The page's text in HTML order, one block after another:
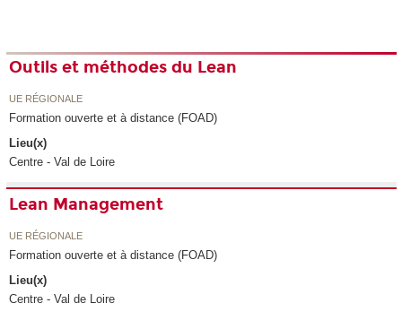
Outils et méthodes du Lean
UE RÉGIONALE
Formation ouverte et à distance (FOAD)
Lieu(x)
Centre - Val de Loire
Lean Management
UE RÉGIONALE
Formation ouverte et à distance (FOAD)
Lieu(x)
Centre - Val de Loire